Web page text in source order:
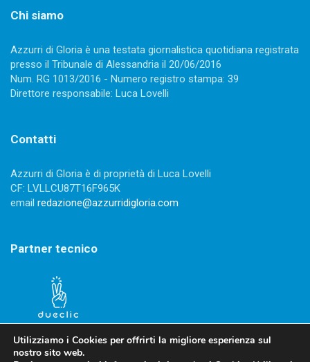
Chi siamo
Azzurri di Gloria è una testata giornalistica quotidiana registrata
presso il Tribunale di Alessandria il 20/06/2016
Num. RG 1013/2016 - Numero registro stampa: 39
Direttore responsabile: Luca Lovelli
Contatti
Azzurri di Gloria è di proprietà di Luca Lovelli
CF: LVLLCU87T16F965K
email redazione@azzurridigloria.com
Partner tecnico
Utilizziamo i Cookies per offrirti la migliore esperienza sul
nostro sito web.